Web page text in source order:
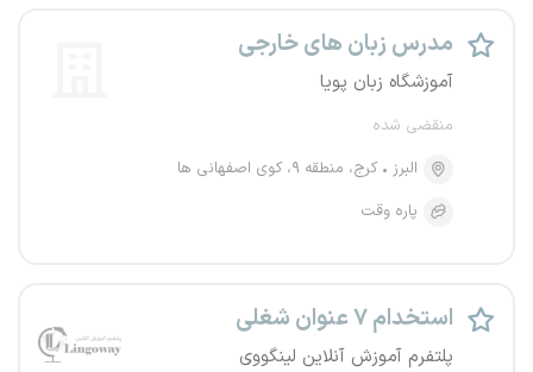
مدرس زبان های خارجی
آموزشگاه زبان پویا
منقضی شده
البرز
کرج، منطقه ۹، کوی اصفهانی ها
پاره وقت
استخدام ۷ عنوان شغلی
پلتفرم آموزش آنلاین لینگووی